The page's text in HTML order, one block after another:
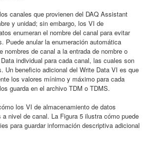
canales que provienen del DAQ Assistant
y unidad; sin embargo, los VI de
enumeran el nombre del canal para evitar
Puede anular la enumeración automática
nombres de canal a la entrada de nombre o
individual para cada canal, las cuales son
Un beneficio adicional del Write Data VI es que
los valores mínimo y máximo para cada
guarda en el archivo TDM o TDMS.
los VI de almacenamiento de datos
nivel de canal. La Figura 5 ilustra cómo puede
para guardar información descriptiva adicional